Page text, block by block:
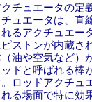
チュエータの定
ュエータは、直
るアクチュエー
ストンが内蔵さ
油や空気など）
ドと呼ばれる棒
ロッドアクチュ
る場面で特に効